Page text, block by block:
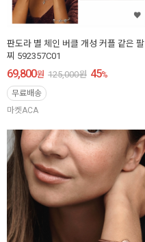
판도라 별 체인 버클 개성 커플 같은 팔
찌 592357C01
69,800원 125,000원 45%
무료배송
마켓ACA